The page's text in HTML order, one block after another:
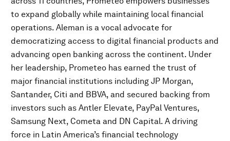
to expand globally while maintaining local financial
operations. Aleman is a vocal advocate for
democratizing access to digital financial products and
advancing open banking across the continent. Under
her leadership, Prometeo has earned the trust of
major financial institutions including JP Morgan,
Santander, Citi and BBVA, and secured backing from
investors such as Antler Elevate, PayPal Ventures,
Samsung Next, Cometa and DN Capital. A driving
force in Latin America’s financial technology